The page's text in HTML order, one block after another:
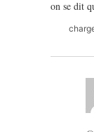
on se dit